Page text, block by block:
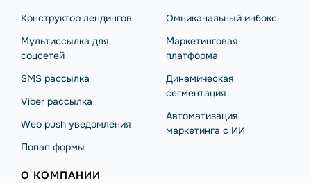
Конструктор лендингов
Мультиссылка для
соцсетей
SMS рассылка
Viber рассылка
Web push уведомления
Попап формы
Омниканальный инбокс
Маркетинговая
платформа
Динамическая
сегментация
Автоматизация
маркетинга с ИИ
О КОМПАНИИ